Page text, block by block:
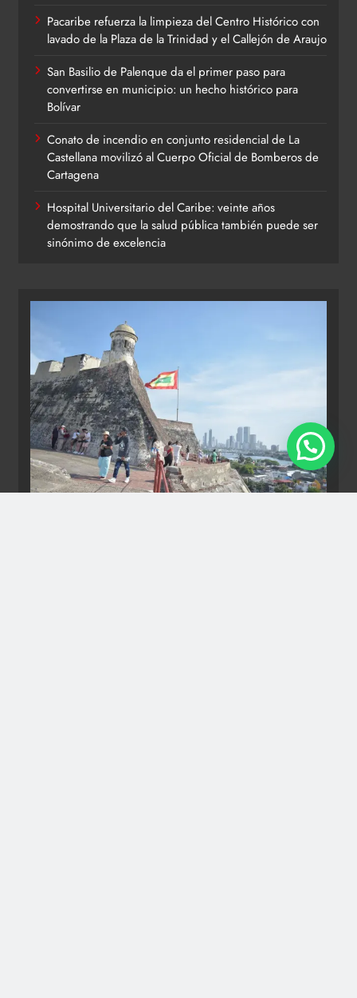
Pacaribe refuerza la limpieza del Centro Histórico con
lavado de la Plaza de la Trinidad y el Callejón de Araujo
San Basilio de Palenque da el primer paso para
convertirse en municipio: un hecho histórico para
Bolívar
Conato de incendio en conjunto residencial de La
Castellana movilizó al Cuerpo Oficial de Bomberos de
Cartagena
Hospital Universitario del Caribe: veinte años
demostrando que la salud pública también puede ser
sinónimo de excelencia